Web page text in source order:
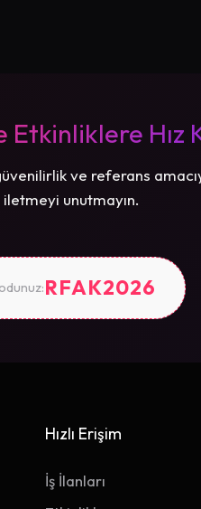
Hız
ve referans
iletmeyi unutmayın.
RFAK2026
Hızlı Erişim
İş İlanları